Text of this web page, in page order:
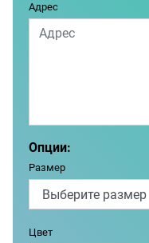
Адрес
Опции:
Размер
Цвет